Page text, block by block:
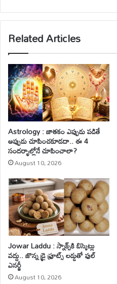
Related Articles
Astrology : జాతకం ఎప్పుడు పడితే
అప్పుడు చూపించకూడదా.. ఈ 4
సందర్భాల్లోనే చూపించాలా?
August 10, 2026
Jowar Laddu : స్నాక్స్‌కి బిస్కెట్లు
వద్దు.. జొన్న డ్రై ఫ్రూట్స్ లడ్డుతో ఫుల్
ఎనర్జీ
August 10, 2026